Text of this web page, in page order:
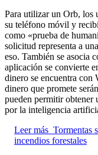
Para utilizar un Orb, los
su teléfono móvil y
como «prueba de
solicitud representa a
eso. También se asocia
aplicación se convierte
dinero se encuentra con
dinero que promete
pueden permitir obtener
por la inteligencia
Leer más Tormentas
incendios forestales